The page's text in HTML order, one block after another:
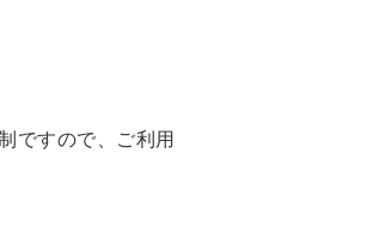
ですので、ご利用